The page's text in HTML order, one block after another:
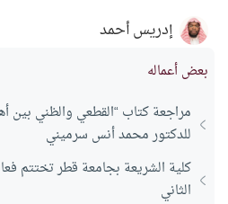
إدريس أحمد
بعض أعماله
مراجعة كتاب “القطعي والظني بين
للدكتور محمد أنس سرميني
كلية الشريعة بجامعة قطر تختتم
الثاني